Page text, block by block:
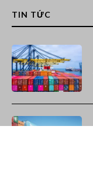
TIN TỨC